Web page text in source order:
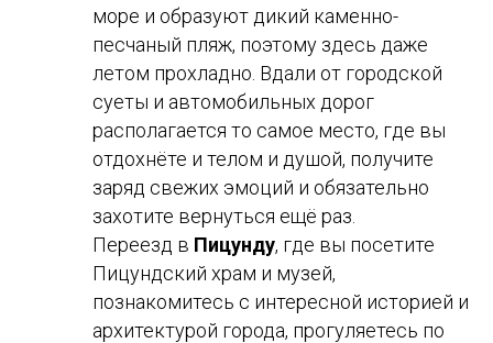
море и образуют дикий каменно-
песчаный пляж, поэтому здесь даже
летом прохладно. Вдали от городской
суеты и автомобильных дорог
располагается то самое место, где вы
отдохнёте и телом и душой, получите
заряд свежих эмоций и обязательно
захотите вернуться ещё раз.
Переезд в Пицунду, где вы посетите
Пицундский храм и музей,
познакомитесь с интересной историей и
архитектурой города, прогуляетесь по